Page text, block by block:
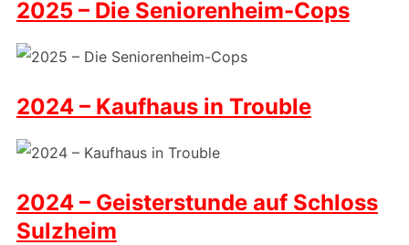
2025 – Die Seniorenheim-Cops
2024 – Kaufhaus in Trouble
2024 – Geisterstunde auf Schloss
Sulzheim